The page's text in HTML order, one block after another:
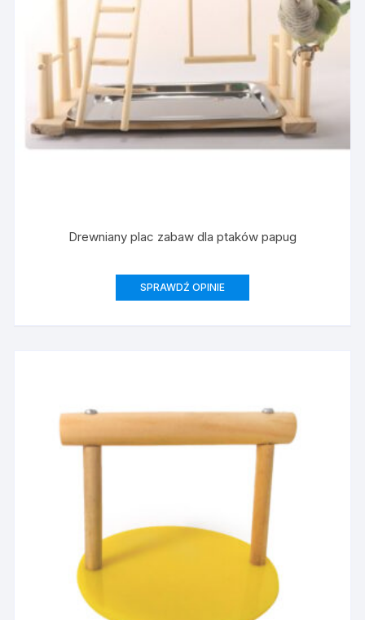
Drewniany plac zabaw dla ptaków papug
SPRAWDŹ OPINIE